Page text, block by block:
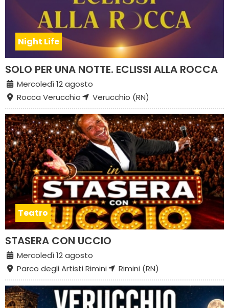
Night Life
SOLO PER UNA NOTTE. ECLISSI ALLA ROCCA
Mercoledì 12 agosto
Rocca Verucchio
Verucchio (RN)
Teatro
STASERA CON UCCIO
Mercoledì 12 agosto
Parco degli Artisti Rimini
Rimini (RN)